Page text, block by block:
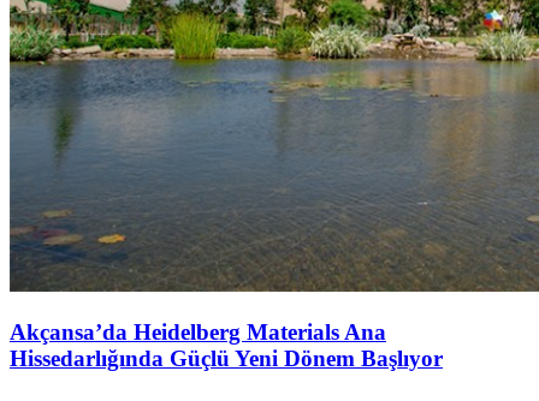
Akçansa’da Heidelberg Materials Ana
Hissedarlığında Güçlü Yeni Dönem Başlıyor